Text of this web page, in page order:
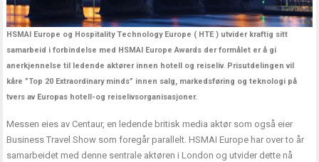
HSMAI Europe og Hospitality Technology Europe ( HTE ) utvider kraftig sitt
samarbeid i forbindelse med HSMAI Europe Awards der formålet er å gi
anerkjennelse til ledende aktører innen hotell og reiseliv. Prisutdelingen vil
kåre ”Top 20 Extraordinary minds” innen salg, markedsføring og teknologi på
tvers av Europas hotell-og reiselivsorganisasjoner.
Messen eies av Centaur, en ledende britisk media aktør som også eier
Business Travel Show som foregår parallelt. HSMAI Europe har over to år
samarbeidet med denne sentrale aktøren i London og utvider dette nå